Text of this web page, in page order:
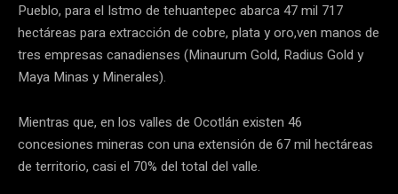
Pueblo, para el Istmo de tehuantepec abarca 47 mil 717
hectáreas para extracción de cobre, plata y oro,ven manos de
tres empresas canadienses (Minaurum Gold, Radius Gold y
Maya Minas y Minerales).
Mientras que, en los valles de Ocotlán existen 46
concesiones mineras con una extensión de 67 mil hectáreas
de territorio, casi el 70% del total del valle.